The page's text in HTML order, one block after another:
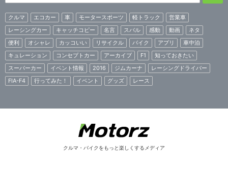
クルマ エコカー 車 モータースポーツ 軽トラック
営業車
レーシングカー
キャッチコピー 名言 スバル 感動 動画
ネタ
便利
オシャレ カッコいい リサイクル バイク アプリ
車中泊
キュレーション
コンセプトカー アーカイブ F1
知っておきたい
スーパーカー
イベント情報 2016 ジムカーナ
レーシングドライバー
FIA-F4
行ってみた！ イベント グッズ レース
クルマ・バイクをもっと楽しくするメディア